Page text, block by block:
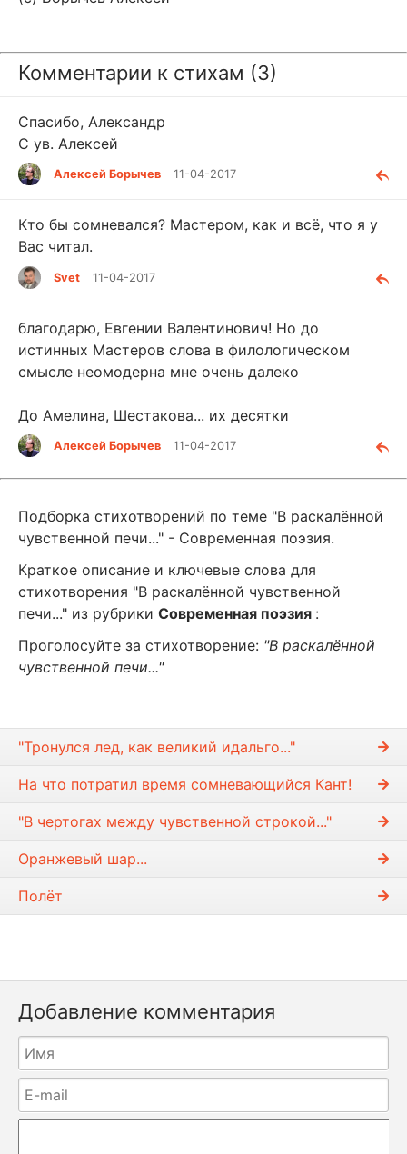
Комментарии к стихам (3)
Спасибо, Александр
С ув. Алексей
Алексей Борычев 11-04-2017
Кто бы сомневался? Мастером, как и всё, что я у
Вас читал.
Svet 11-04-2017
благодарю, Евгении Валентинович! Но до
истинных Мастеров слова в филологическом
смысле неомодерна мне очень далеко
До Амелина, Шестакова... их десятки
Алексей Борычев 11-04-2017
Подборка стихотворений по теме "В раскалённой
чувственной печи..." - Современная поэзия.
Краткое описание и ключевые слова для
стихотворения "В раскалённой чувственной
печи..." из рубрики Современная поэзия :
Проголосуйте за стихотворение: "В раскалённой
чувственной печи..."
"Тронулся лед, как великий идальго..."
На что потратил время сомневающийся Кант!
"В чертогах между чувственной строкой..."
Оранжевый шар...
Полёт
Добавление комментария